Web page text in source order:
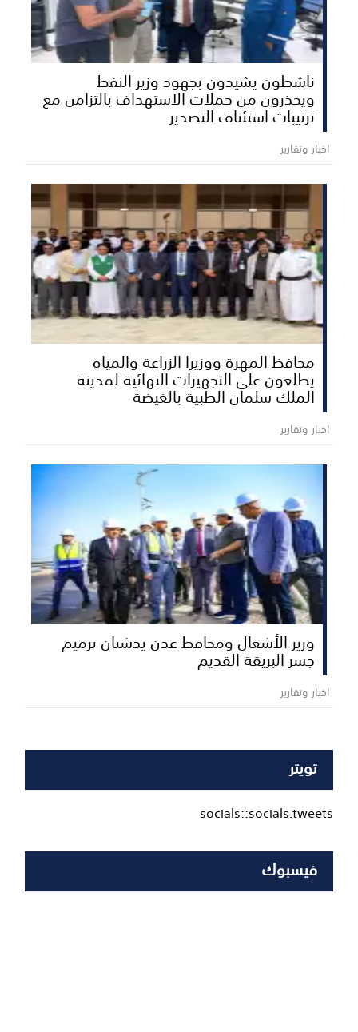
ناشطون يشيدون بجهود وزير النفط
ويحذرون من حملات الاستهداف بالتزامن مع
ترتيبات استئناف التصدير
اخبار وتقارير
محافظ المهرة ووزيرا الزراعة والمياه
يطلعون على التجهيزات النهائية لمدينة
الملك سلمان الطبية بالغيضة
اخبار وتقارير
وزير الأشغال ومحافظ عدن يدشنان ترميم
جسر البريقة القديم
اخبار وتقارير
تويتر
socials::socials.tweets
فيسبوك